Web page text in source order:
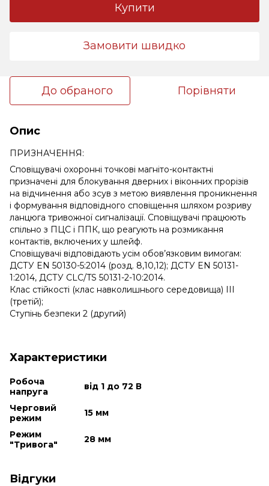
Купити
Замовити швидко
До обраного Порівняти
Опис
ПРИЗНАЧЕННЯ:
Сповіщувачі охоронні точкові магніто-контактні
призначені для блокування дверних і віконних прорізів
на відчинення або зсув з метою виявлення проникнення
і формування відповідного сповіщення шляхом розриву
ланцюга тривожної сигналізації. Сповіщувачі працюють
спільно з ПЦС і ППК, що реагують на розмикання
контактів, включених у шлейф.
Сповіщувачі відповідають усім обов’язковим вимогам:
ДСТУ EN 50130-5:2014 (розд. 8,10,12); ДСТУ EN 50131-
1:2014, ДСТУ CLC/TS 50131-2-10:2014.
Клас стійкості (клас навколишнього середовища) III
(третій);
Ступінь безпеки 2 (другий)
Характеристики
Робоча
напруга
від 1 до 72 В
Черговий
режим
15 мм
Режим
"Тривога"
28 мм
Відгуки